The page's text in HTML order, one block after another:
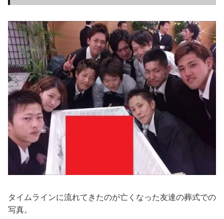
タイムラインに流れてきたのが亡くなった友達の葬式での
写真。